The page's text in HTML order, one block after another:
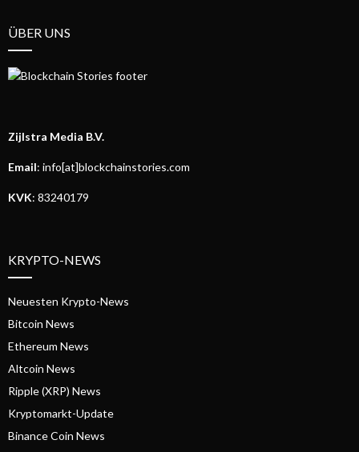
ÜBER UNS
Zijlstra Media B.V.
Email: info[at]blockchainstories.com
KVK: 83240179
KRYPTO-NEWS
Neuesten Krypto-News
Bitcoin News
Ethereum News
Altcoin News
Ripple (XRP) News
Kryptomarkt-Update
Binance Coin News